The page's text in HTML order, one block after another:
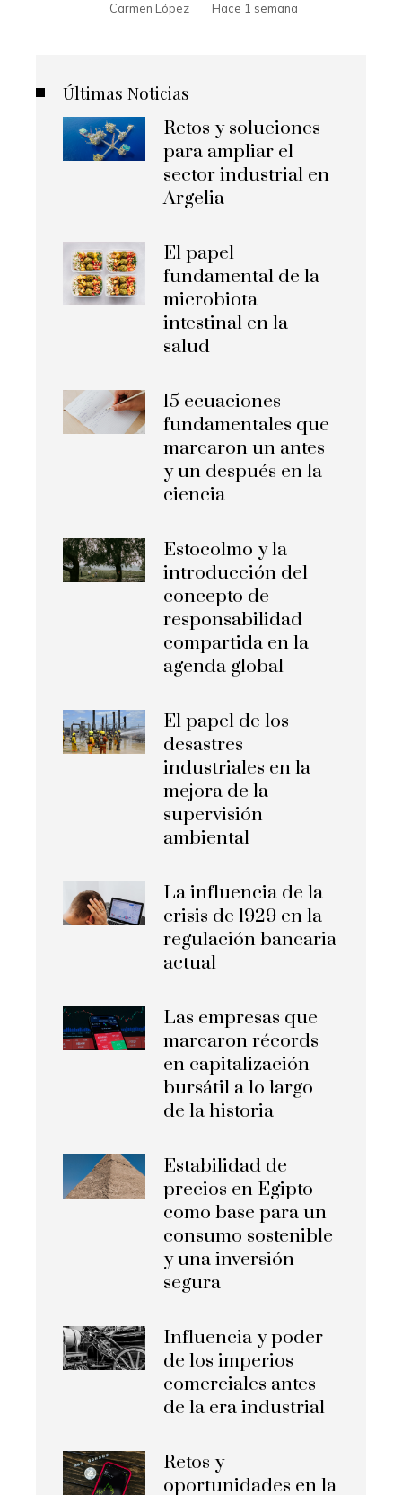
Carmen López Hace 1 semana
Últimas Noticias
Retos y soluciones
para ampliar el
sector industrial en
Argelia
El papel
fundamental de la
microbiota
intestinal en la
salud
15 ecuaciones
fundamentales que
marcaron un antes
y un después en la
ciencia
Estocolmo y la
introducción del
concepto de
responsabilidad
compartida en la
agenda global
El papel de los
desastres
industriales en la
mejora de la
supervisión
ambiental
La influencia de la
crisis de 1929 en la
regulación bancaria
actual
Las empresas que
marcaron récords
en capitalización
bursátil a lo largo
de la historia
Estabilidad de
precios en Egipto
como base para un
consumo sostenible
y una inversión
segura
Influencia y poder
de los imperios
comerciales antes
de la era industrial
Retos y
oportunidades en la